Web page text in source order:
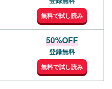
無料で試し読み
50%OFF
登録無料
無料で試し読み